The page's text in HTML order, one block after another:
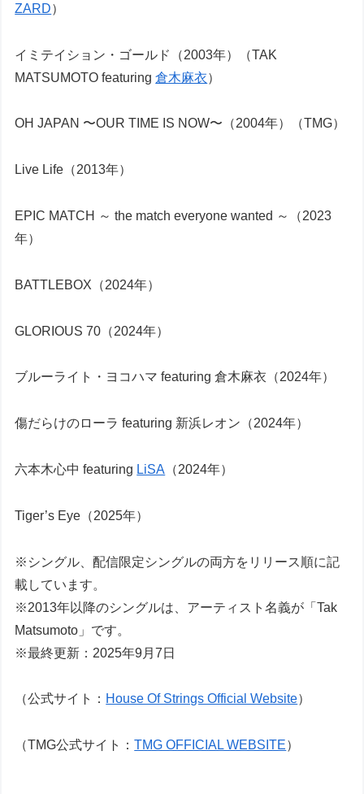
ZARD）
イミテイション・ゴールド（2003年）（TAK
MATSUMOTO featuring倉木麻衣）
OH JAPAN 〜OUR TIME IS NOW〜（2004年）（TMG）
Live Life（2013年）
EPIC MATCH ～ the match everyone wanted ～（2023
年）
BATTLEBOX（2024年）
GLORIOUS 70（2024年）
ブルーライト・ヨコハマ featuring 倉木麻衣（2024年）
傷だらけのローラ featuring 新浜レオン（2024年）
六本木心中 featuring LiSA （2024年）
Tiger’s Eye（2025年）
※シングル、配信限定シングルの両方をリリース順に記
載しています。
※2013年以降のシングルは、アーティスト名義が「Tak
Matsumoto」です。
※最終更新：2025年9月7日
（公式サイト： House Of Strings Official Website）
（TMG公式サイト：TMG OFFICIAL WEBSITE）